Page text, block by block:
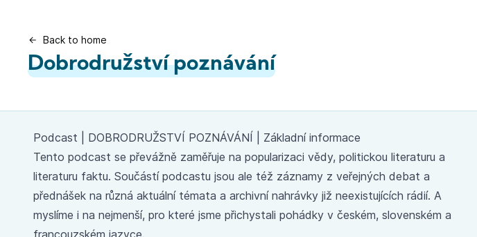
Back to home
Dobrodružství poznávání
Podcast | DOBRODRUŽSTVÍ POZNÁVÁNÍ | Základní informace
Tento podcast se převážně zaměřuje na popularizaci vědy, politickou literaturu a
literaturu faktu. Součástí podcastu jsou ale též záznamy z veřejných debat a
přednášek na různá aktuální témata a archivní nahrávky již neexistujících rádií. A
myslíme i na nejmenší, pro které jsme přichystali pohádky v českém, slovenském a
francouzském jazyce.